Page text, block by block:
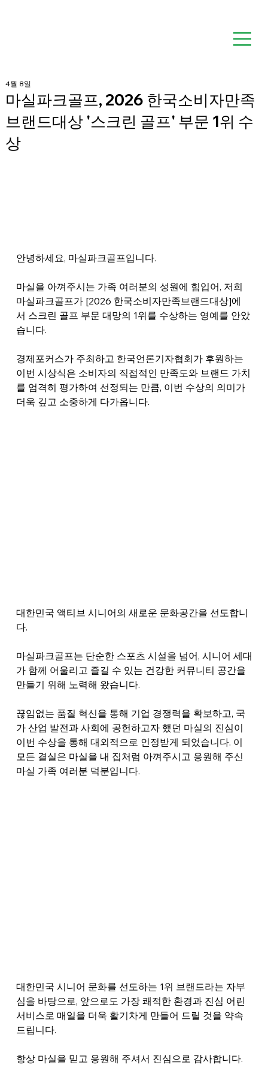
마실파크골프, 2026 한국소비자만족
브랜드대상 '스크린 골프' 부문 1위 수
상
4월 8일
안녕하세요, 마실파크골프입니다.
마실을 아껴주시는 가족 여러분의 성원에 힘입어, 저희
마실파크골프가 [2026 한국소비자만족브랜드대상]에
서 스크린 골프 부문 대망의 1위를 수상하는 영예를 안았
습니다.
경제포커스가 주최하고 한국언론기자협회가 후원하는
이번 시상식은 소비자의 직접적인 만족도와 브랜드 가치
를 엄격히 평가하여 선정되는 만큼, 이번 수상의 의미가
더욱 깊고 소중하게 다가옵니다.
대한민국 액티브 시니어의 새로운 문화공간을 선도합니
다.
마실파크골프는 단순한 스포츠 시설을 넘어, 시니어 세대
가 함께 어울리고 즐길 수 있는 건강한 커뮤니티 공간을
만들기 위해 노력해 왔습니다.
끊임없는 품질 혁신을 통해 기업 경쟁력을 확보하고, 국
가 산업 발전과 사회에 공헌하고자 했던 마실의 진심이
이번 수상을 통해 대외적으로 인정받게 되었습니다. 이
모든 결실은 마실을 내 집처럼 아껴주시고 응원해 주신
마실 가족 여러분 덕분입니다.
대한민국 시니어 문화를 선도하는 1위 브랜드라는 자부
심을 바탕으로, 앞으로도 가장 쾌적한 환경과 진심 어린
서비스로 매일을 더욱 활기차게 만들어 드릴 것을 약속
드립니다.
항상 마실을 믿고 응원해 주셔서 진심으로 감사합니다.